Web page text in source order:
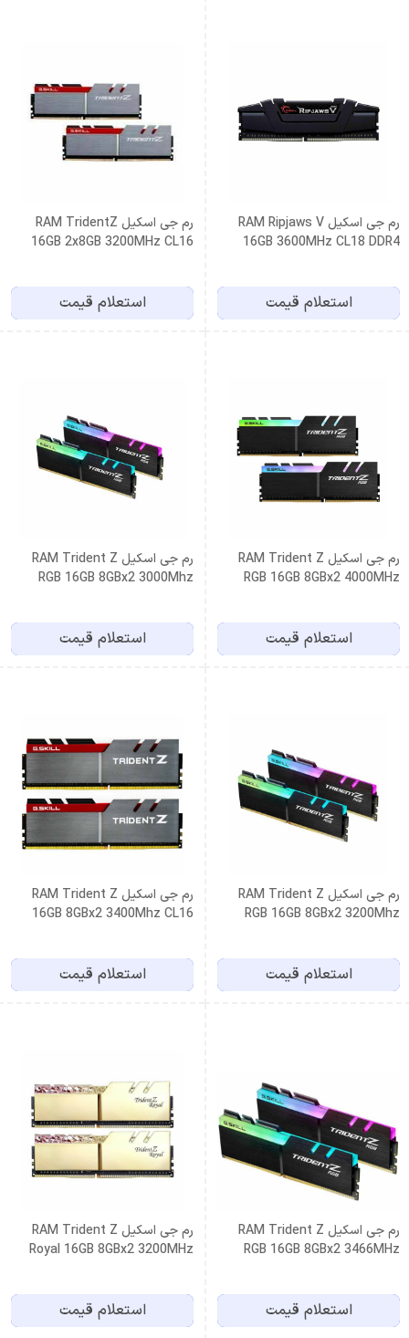
رم جی اسکیل RAM Ripjaws V
16GB 3600MHz CL18 DDR4
استعلام قیمت
رم جی اسکیل RAM TridentZ
16GB 2x8GB 3200MHz CL16
استعلام قیمت
رم جی اسکیل RAM Trident Z
RGB 16GB 8GBx2 4000MHz
استعلام قیمت
رم جی اسکیل RAM Trident Z
RGB 16GB 8GBx2 3000Mhz
استعلام قیمت
رم جی اسکیل RAM Trident Z
RGB 16GB 8GBx2 3200Mhz
استعلام قیمت
رم جی اسکیل RAM Trident Z
16GB 8GBx2 3400Mhz CL16
استعلام قیمت
رم جی اسکیل RAM Trident Z
RGB 16GB 8GBx2 3466MHz
استعلام قیمت
رم جی اسکیل RAM Trident Z
Royal 16GB 8GBx2 3200MHz
استعلام قیمت